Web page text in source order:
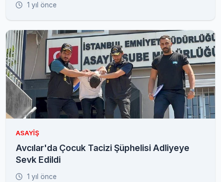
1 yıl önce
ASAYIŞ
Avcılar'da Çocuk Tacizi Şüphelisi Adliyeye
Sevk Edildi
1 yıl önce